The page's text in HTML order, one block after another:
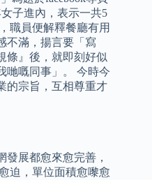
子進內，表示一共5
職員便解釋餐廳有用
不滿，揚言要「寫
條』後，就即刻好似
哋嘅同事」。 今時今
的宗旨，互相尊重才
發展都愈來愈完善，
迫，單位面積愈嚟愈